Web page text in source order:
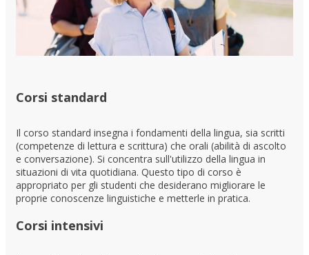
Corsi standard
Il corso standard insegna i fondamenti della lingua, sia scritti
(competenze di lettura e scrittura) che orali (abilità di ascolto
e conversazione). Si concentra sull'utilizzo della lingua in
situazioni di vita quotidiana. Questo tipo di corso è
appropriato per gli studenti che desiderano migliorare le
proprie conoscenze linguistiche e metterle in pratica.
Corsi intensivi